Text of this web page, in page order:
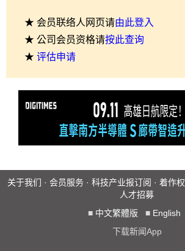
★ 会员联络人网页请由此登入
★ 公司会员资格请按此查询
★ 评估申请
关于我们 · 会员服务 · 科技产业报订阅 · 着作权
人才招募
■ 中文繁體版 ■ English
下载新闻App